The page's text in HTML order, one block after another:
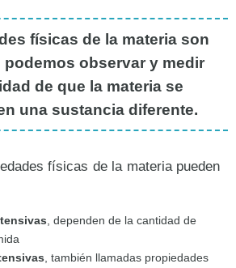
físicas de la materia son
podemos observar y medir
de que la materia se
una sustancia diferente.
físicas de la materia pueden
, dependen de la cantidad de
, también llamadas propiedades